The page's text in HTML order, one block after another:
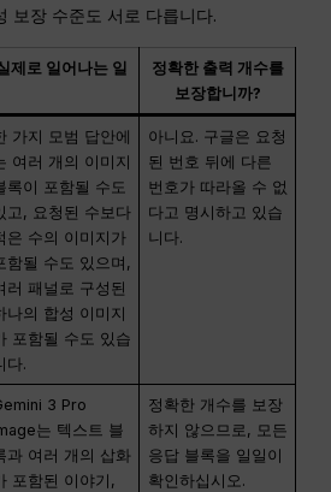
보장 수준도 서로 다릅니다.
제로 일어나는 일
정확한 출력 개수를
보장합니까?
가지 모범 답안에
여러 개의 이미지
록이 포함될 수도
고, 요청된 수보다
은 수의 이미지가
함될 수도 있으며,
러 패널로 구성된
나의 합성 이미지
포함될 수도 있습
다.
아니요. 구글은 요청
된 번호 뒤에 다른
번호가 따라올 수 없
다고 명시하고 있습
니다.
3 Pro
는 텍스트 블
과 여러 개의 삽화
포함된 이야기,
정확한 개수를 보장
하지 않으므로, 모든
응답 블록을 일일이
확인하십시오.